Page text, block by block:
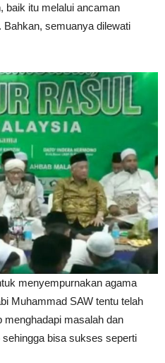
baik itu melalui ancaman
Bahkan, semuanya dilewati
menyempurnakan agama
Muhammad SAW tentu telah
menghadapi masalah dan
bisa sukses seperti